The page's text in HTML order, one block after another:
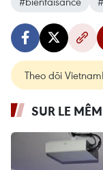
Theo dõi
SUR LE